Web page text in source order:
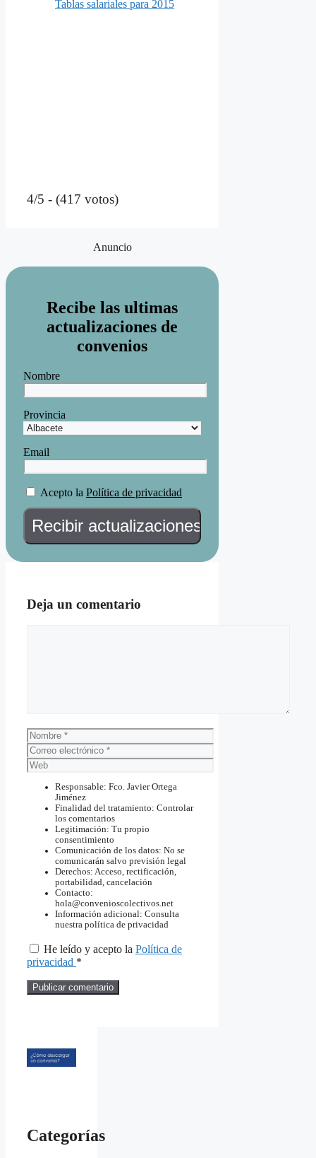
Tablas salariales para 2015
4/5 - (417 votos)
Anuncio
Recibe las ultimas
actualizaciones de
convenios
Nombre
Provincia
Email
Acepto la Política de privacidad
Deja un comentario
Nombre
Correo
electrónico
Web
Responsable: Fco. Javier Ortega
Jiménez
Finalidad del tratamiento: Controlar
los comentarios
Legitimación: Tu propio
consentimiento
Comunicación de los datos: No se
comunicarán salvo previsión legal
Derechos: Acceso, rectificación,
portabilidad, cancelación
Contacto:
hola@convenioscolectivos.net
Información adicional: Consulta
nuestra política de privacidad
He leído y acepto la Política de
privacidad *
Categorías